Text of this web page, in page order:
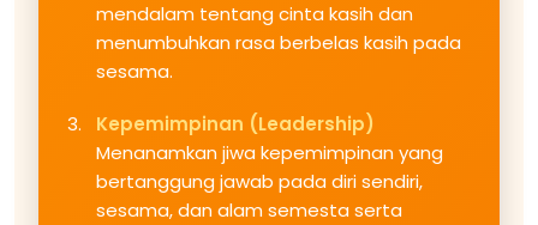
mendalam tentang cinta kasih dan
menumbuhkan rasa berbelas kasih pada
sesama.
Kepemimpinan (Leadership)
Menanamkan jiwa kepemimpinan yang
bertanggung jawab pada diri sendiri,
sesama, dan alam semesta serta